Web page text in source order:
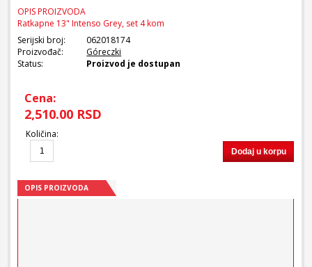
OPIS PROIZVODA
Ratkapne 13" Intenso Grey, set 4 kom
Serijski broj:
062018174
Proizvođač:
Góreczki
Status:
Proizvod je dostupan
Cena:
2,510.00 RSD
Količina:
Dodaj u korpu
OPIS PROIZVODA